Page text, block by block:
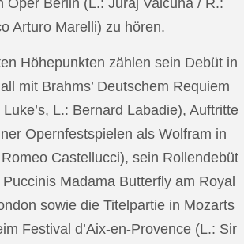
Oper Berlin (L.: Juraj Valčuha / R.:
Arturo Marelli) zu hören.
Höhepunkten zählen sein Debüt in
mit Brahms’ Deutschem Requiem
L.: Bernard Labadie), Auftritte
Opernfestspielen als Wolfram in
Castellucci), sein Rollendebüt
Madama Butterfly am Royal
sowie die Titelpartie in Mozarts
Festival d’Aix-en-Provence (L.: Sir